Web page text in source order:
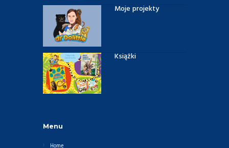
Moje projekty
Książki
Menu